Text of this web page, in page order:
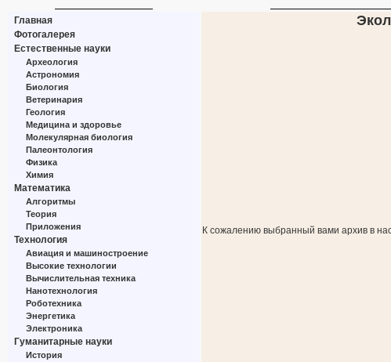
Главная
Фотогалерея
Естественные науки
Археология
Астрономия
Биология
Ветеринария
Геология
Медицина и здоровье
Молекулярная биология
Палеонтология
Физика
Химия
Математика
Алгоритмы
Теория
Приложения
Технология
Авиация и машиностроение
Высокие технологии
Вычислительная техника
Нанотехнология
Роботехника
Энергетика
Электроника
Гуманитарные науки
История
К сожалению выбранный вами архив в